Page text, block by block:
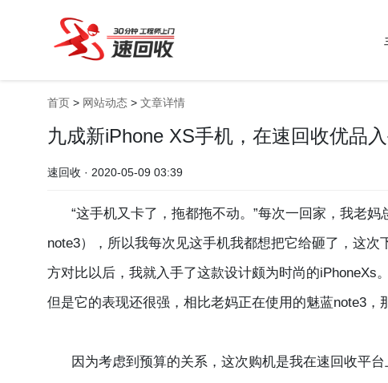
首页 > 网站动态 > 文章详情
九成新iPhone XS手机，在速回收优品
速回收 · 2020-05-09 03:39
“这手机又卡了，拖都拖不动。”每次一回家，我老妈
note3），所以我每次见这手机我都想把它给砸了，这
方对比以后，我就入手了这款设计颇为时尚的iPhoneXs
但是它的表现还很强，相比老妈正在使用的魅蓝note3，
因为考虑到预算的关系，这次购机是我在速回收平台